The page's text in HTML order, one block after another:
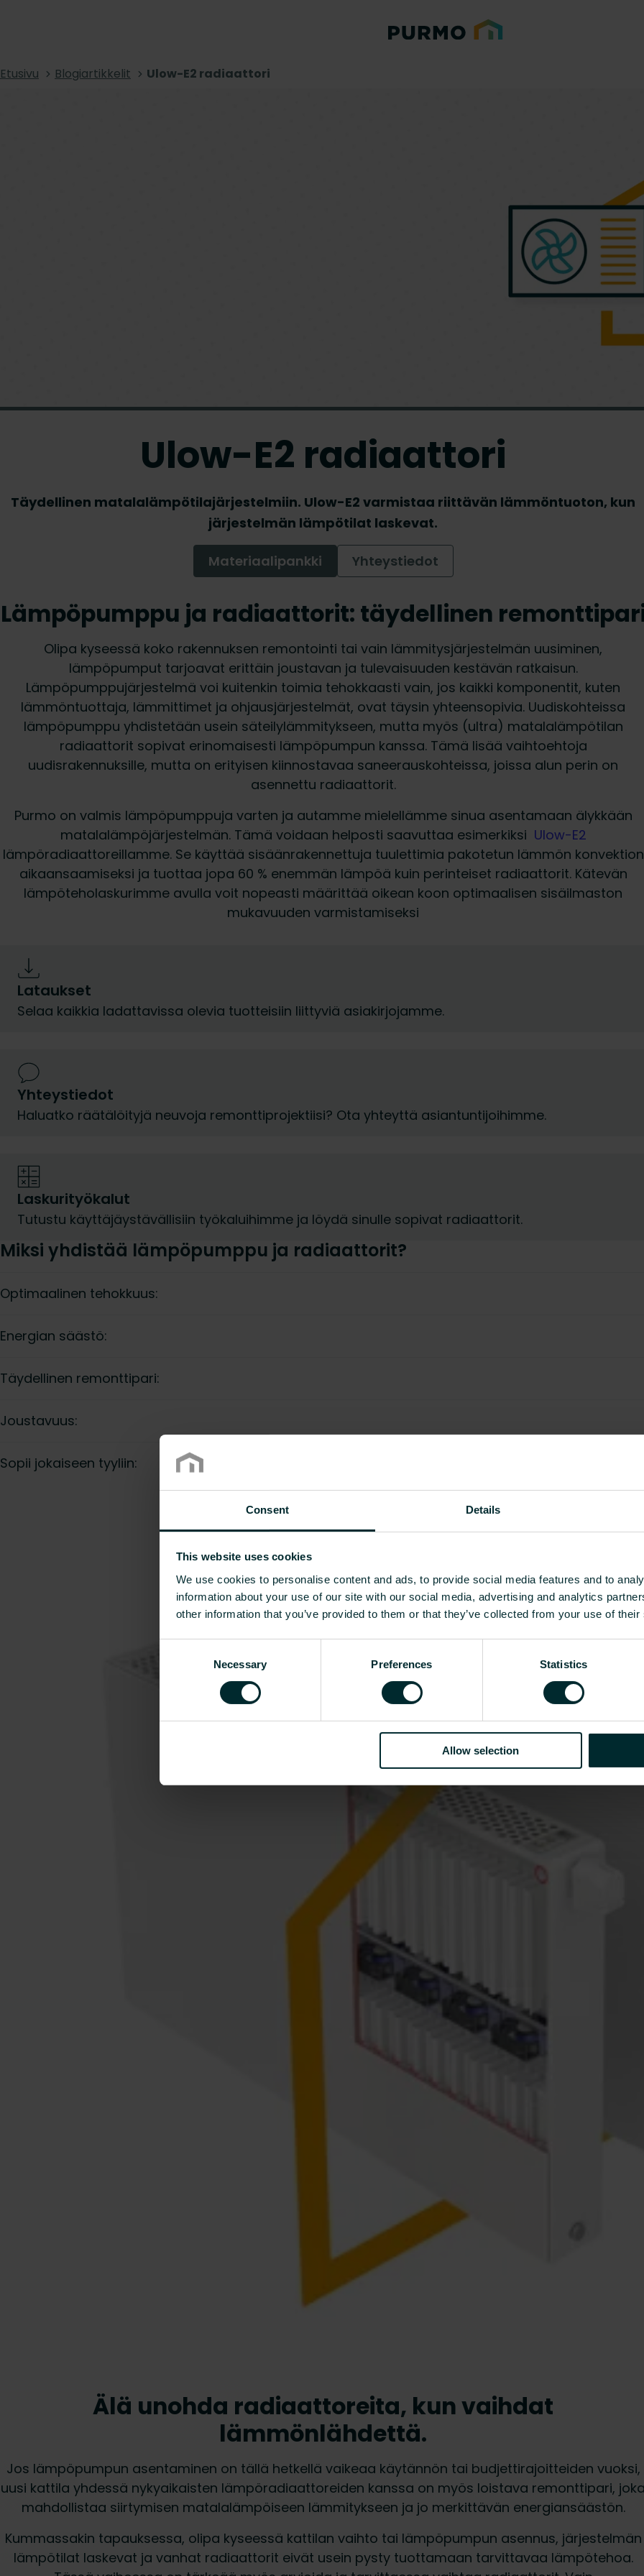
Consent Details
This website uses cookies
We use cookies to personalise content and ads, to provide social media features and to
information about your use of our site with our social media, advertising and analytics
other information that you’ve provided to them or that they’ve collected from your use of
Necessary Preferences Statistics
Allow selection
Etusivu Blogiartikkelit Ulow-E2 radiaattori
Ulow-E2 radiaattori
Täydellinen matalalämpötilajärjestelmiin. Ulow-E2 varmistaa riittävän lämmöntuoton, kun
järjestelmän lämpötilat laskevat.
Materiaalipankki Yhteystiedot
Lämpöpumppu ja radiaattorit: täydellinen
Olipa kyseessä koko rakennuksen remontointi tai vain lämmitysjärjestelmän uusiminen,
lämpöpumput tarjoavat erittäin joustavan ja tulevaisuuden kestävän ratkaisun.
Lämpöpumppujärjestelmä voi kuitenkin toimia tehokkaasti vain, jos kaikki komponentit, kuten
lämmöntuottaja, lämmittimet ja ohjausjärjestelmät, ovat täysin yhteensopivia. Uudiskohteissa
lämpöpumppu yhdistetään usein säteilylämmitykseen, mutta myös (ultra) matalalämpötilan
radiaattorit sopivat erinomaisesti lämpöpumpun kanssa. Tämä lisää vaihtoehtoja
uudisrakennuksille, mutta on erityisen kiinnostavaa saneerauskohteissa, joissa alun perin on
asennettu radiaattorit.
Purmo on valmis lämpöpumppuja varten ja autamme mielellämme sinua asentamaan älykkään
matalalämpöjärjestelmän. Tämä voidaan helposti saavuttaa esimerkiksi Ulow-E2
lämpöradiaattoreillamme. Se käyttää sisäänrakennettuja tuulettimia pakotetun lämmön konvektion
aikaansaamiseksi ja tuottaa jopa 60 % enemmän lämpöä kuin perinteiset radiaattorit. Kätevän
lämpöteholaskurimme avulla voit nopeasti määrittää oikean koon optimaalisen sisäilmaston
mukavuuden varmistamiseksi
Lataukset
Selaa kaikkia ladattavissa olevia tuotteisiin liittyviä asiakirjojamme.
Yhteystiedot
Haluatko räätälöityjä neuvoja remonttiprojektiisi? Ota yhteyttä asiantuntijoihimme.
Laskurityökalut
Tutustu käyttäjäystävällisiin työkaluihimme ja löydä sinulle sopivat radiaattorit.
Miksi yhdistää lämpöpumppu ja radiaattorit?
Optimaalinen tehokkuus:
Energian säästö:
Täydellinen remonttipari:
Joustavuus:
Sopii jokaiseen tyyliin:
Älä unohda radiaattoreita, kun vaihdat
lämmönlähdettä.
Jos lämpöpumpun asentaminen on tällä hetkellä vaikeaa käytännön tai budjettirajoitteiden vuoksi,
uusi kattila yhdessä nykyaikaisten lämpöradiaattoreiden kanssa on myös loistava remonttipari,
mahdollistaa siirtymisen matalalämpöiseen lämmitykseen ja jo merkittävän energiansäästön.
Kummassakin tapauksessa, olipa kyseessä kattilan vaihto tai lämpöpumpun asennus, järjestelmän
lämpötilat laskevat ja vanhat radiaattorit eivät usein pysty tuottamaan tarvittavaa lämpötehoa.